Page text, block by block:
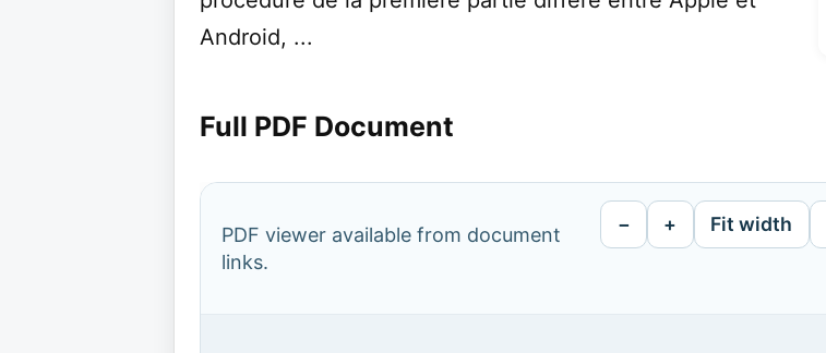
Android, ...
Full PDF Document
PDF viewer available from document
links.
− + Fit width